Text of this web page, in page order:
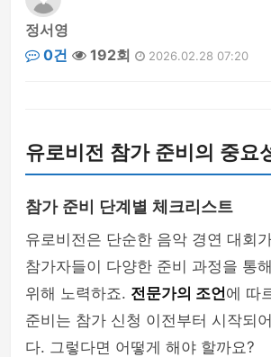
정서영
0건
192회 2026.02.28 07:20
유로비전 참가 준비의 중요
참가 준비 단계별 체크리스트
유로비전은 단순한 음악 경연 대회
참가자들이 다양한 준비 과정을 통
위해 노력하죠. 전문가의 조언에 따
준비는 참가 신청 이전부터 시작되
다. 그렇다면 어떻게 해야 할까요?